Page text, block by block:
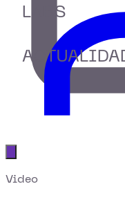
LABS
Video